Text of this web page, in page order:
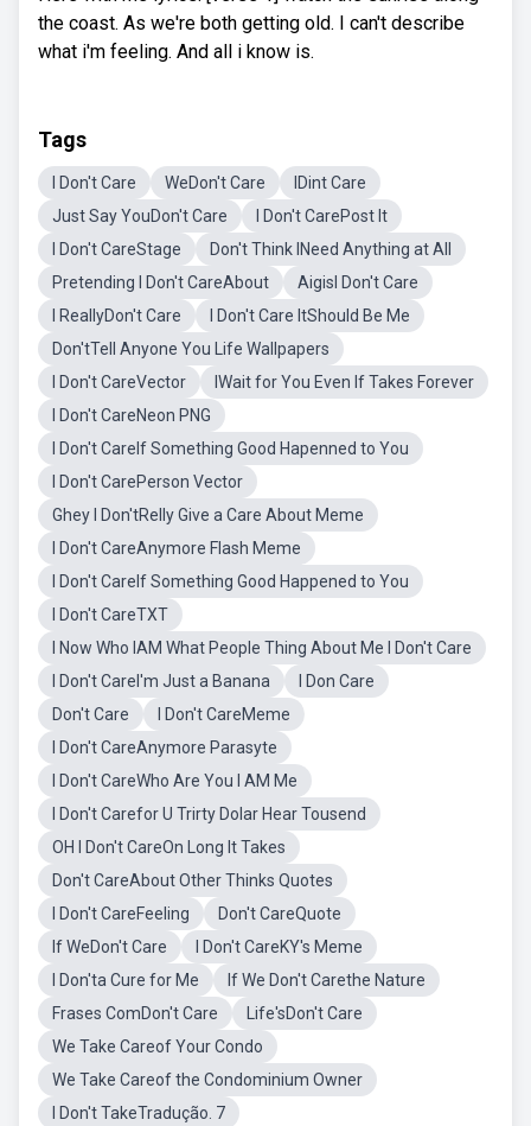
the coast. As we're both getting old. I can't describe
what i'm feeling. And all i know is.
Tags
I Don't Care WeDon't Care
IDint Care
Just Say YouDon't Care
I Don't CarePost It
I Don't CareStage
Don't Think INeed Anything at All
Pretending I Don't CareAbout
AigisI Don't Care
I ReallyDon't Care
I Don't Care ItShould Be Me
Don'tTell Anyone You Life Wallpapers
I Don't CareVector
IWait for You Even If Takes Forever
I Don't CareNeon PNG
I Don't CareIf Something Good Hapenned to You
I Don't CarePerson Vector
Ghey I Don'tRelly Give a Care About Meme
I Don't CareAnymore Flash Meme
I Don't CareIf Something Good Happened to You
I Don't CareTXT
I Now Who IAM What People Thing About Me I Don't Care
I Don't CareI'm Just a Banana
I Don Care
Don't Care
I Don't CareMeme
I Don't CareAnymore Parasyte
I Don't CareWho Are You I AM Me
I Don't Carefor U Trirty Dolar Hear Tousend
OH I Don't CareOn Long It Takes
Don't CareAbout Other Thinks Quotes
I Don't CareFeeling
Don't CareQuote
If WeDon't Care
I Don't CareKY's Meme
I Don'ta Cure for Me
If We Don't Carethe Nature
Frases ComDon't Care
Life'sDon't Care
We Take Careof Your Condo
We Take Careof the Condominium Owner
I Don't TakeTradução. 7